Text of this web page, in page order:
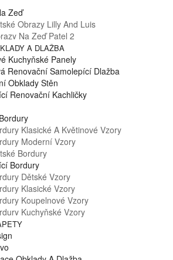
Zeď
Obrazy Lilly And Luis
Na Zeď Patel 2
A DLAŽBA
Kuchyňské Panely
Renovační Samolepící Dlažba
Obklady Stěn
Renovační Kachličky
Klasické A Květinové Vzory
Moderní Vzory
Bordury
Bordury
Dětské Vzory
Klasické Vzory
Koupelnové Vzory
Kuchyňské Vzory